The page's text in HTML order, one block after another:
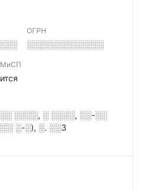
ОГРН
░░░░░░░░░░░░░
░░░░, ░ ░░░░, ░░-░░
░-░), ░. ░░3